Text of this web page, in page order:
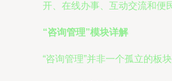
开、在线办事、互动交流和便
“咨询管理”模块详解
“咨询管理”并非一个孤立的板